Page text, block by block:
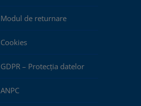
Modul de returnare
Cookies
GDPR – Protecția datelor
ANPC